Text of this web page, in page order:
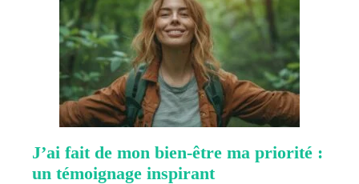
J’ai fait de mon bien-être ma priorité :
un témoignage inspirant